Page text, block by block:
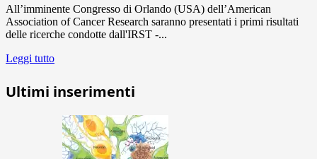
All’imminente Congresso di Orlando (USA) dell’American
Association of Cancer Research saranno presentati i primi risultati
delle ricerche condotte dall'IRST -...
Leggi tutto
Ultimi inserimenti